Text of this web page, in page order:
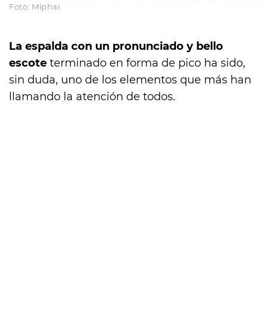
Foto: Miphai
La espalda con un pronunciado y bello
escote terminado en forma de pico ha sido,
sin duda, uno de los elementos que más han
llamando la atención de todos.